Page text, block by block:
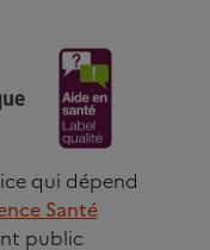
qui dépend
Santé
public